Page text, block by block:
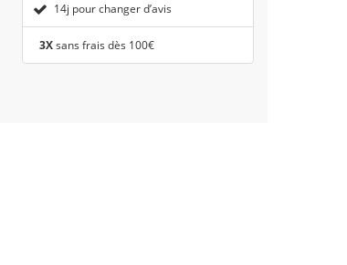
14j pour changer d’avis
3Xsans frais dès 100€